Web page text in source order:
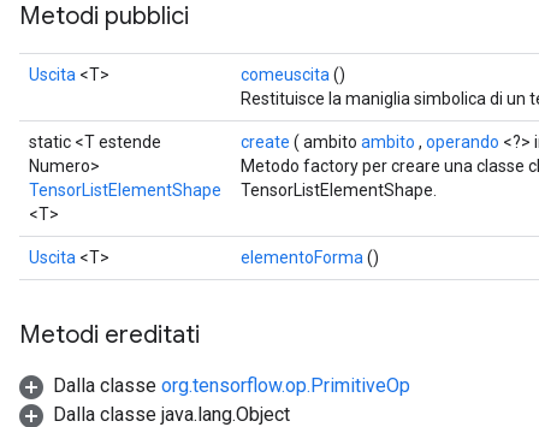
Metodi pubblici
Uscita <T> comeuscita ()
Restituisce la maniglia simbolica di un
static <T estende
Numero>
TensorListElementShape
<T>
create ( ambito ambito , operando <?>
Metodo factory per creare una classe
TensorListElementShape.
Uscita <T> elementoForma ()
Metodi ereditati
Dalla classe org.tensorflow.op.PrimitiveOp
Dalla classe java.lang.Object